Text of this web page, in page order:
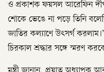
ও প্রকাশক ফয়সল আরেফিন
শোকে ভেঙে না পড়ে তিনি
জাতির কল্যাণে উৎসর্গ
চিরকাল শ্রদ্ধার সঙ্গে স্মরণ